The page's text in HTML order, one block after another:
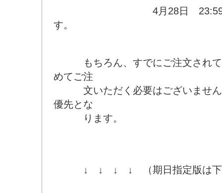
4月28日 23:59まで
す。
もちろん、すでにご注文されて
めてご注
文いただく必要はございません
優先とな
ります。
↓ ↓ ↓ ↓ （期日指定版は下記